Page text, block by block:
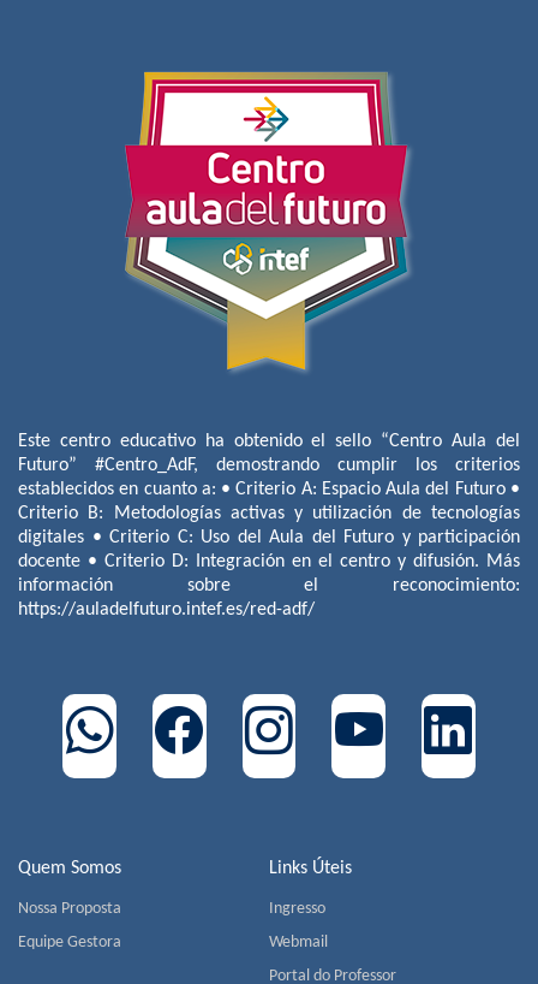
Quem Somos
Nossa Proposta
Equipe Gestora
Links Úteis
Ingresso
Webmail
Portal do Professor
Este centro educativo ha obtenido el sello “Centro Aula del
Futuro” #Centro_AdF, demostrando cumplir los criterios
establecidos en cuanto a: • Criterio A: Espacio Aula del Futuro •
Criterio B: Metodologías activas y utilización de tecnologías
digitales • Criterio C: Uso del Aula del Futuro y participación
docente • Criterio D: Integración en el centro y difusión. Más
información sobre el reconocimiento:
https://auladelfuturo.intef.es/red-adf/